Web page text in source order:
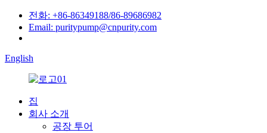
전화: +86-86349188/86-89686982
Email: puritypump@cnpurity.com
English
집
회사 소개
공장 투어